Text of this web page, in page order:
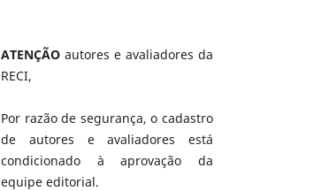
ATENÇÃO autores e avaliadores da
RECI,
Por razão de segurança, o cadastro
de autores e avaliadores está
condicionado à aprovação da
equipe editorial.